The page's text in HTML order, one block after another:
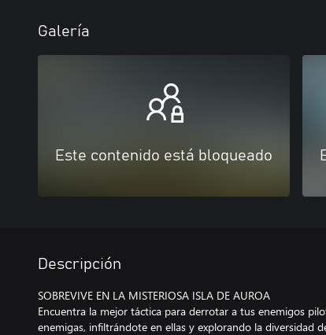
Galería
Este contenido está bloqueado
Descripción
SOBREVIVE EN LA MISTERIOSA ISLA DE AUROA
Encuentra la mejor táctica para derrotar a tus enemigos
enemigas, infiltrándote en ellas y explorando la diversidad